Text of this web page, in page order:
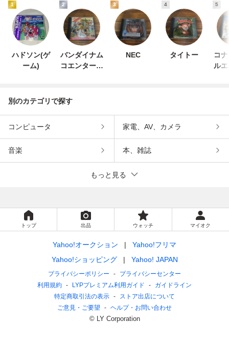
1
ハドソン(ゲ
ーム)
2
バンダイナム
コエンターテ
3
NEC
4
タイトー
5
コ
ル
別のカテゴリで探す
コンピュータ 家電、AV、カメラ
音楽 本、雑誌
もっと見る
トップ 出品 ウォッチ マイオク
Yahoo!オークション
Yahoo!フリマ
Yahoo!ショッピング
Yahoo! JAPAN
プライバシーポリシー
プライバシーセンター
利用規約
LYPプレミアム利用ガイド
ガイドライン
特定商取引法の表示
ストア出店について
ご意見・ご要望
ヘルプ・お問い合わせ
© LY Corporation